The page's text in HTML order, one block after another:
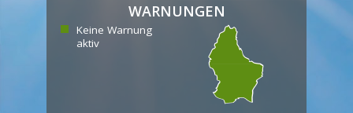
WARNUNGEN
Keine Warnung
aktiv